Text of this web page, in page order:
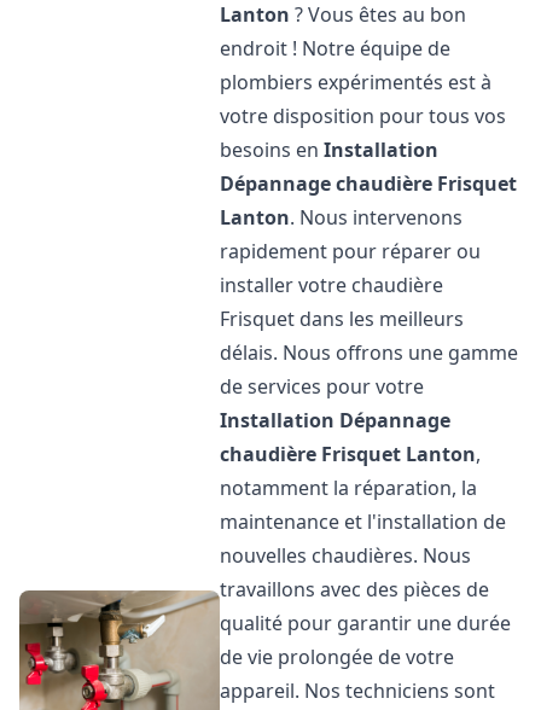
Lanton ? Vous êtes au bon
endroit ! Notre équipe de
plombiers expérimentés est à
votre disposition pour tous vos
besoins enInstallation
Dépannage chaudière Frisquet
Lanton. Nous intervenons
rapidement pour réparer ou
installer votre chaudière
Frisquet dans les meilleurs
délais. Nous offrons une gamme
de services pour votre
Installation Dépannage
chaudière Frisquet Lanton,
notamment la réparation, la
maintenance et l'installation de
nouvelles chaudières. Nous
travaillons avec des pièces de
qualité pour garantir une durée
de vie prolongée de votre
appareil. Nos techniciens sont